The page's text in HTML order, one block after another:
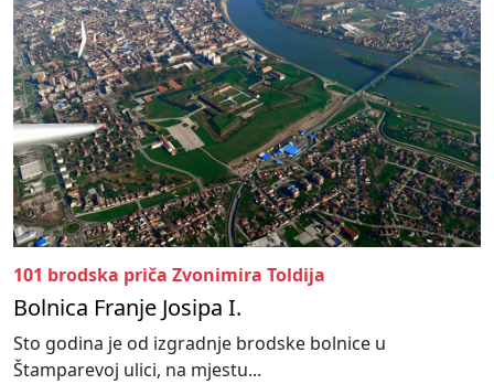
101 brodska priča Zvonimira Toldija
Bolnica Franje Josipa I.
Sto godina je od izgradnje brodske bolnice u
Štamparevoj ulici, na mjestu...